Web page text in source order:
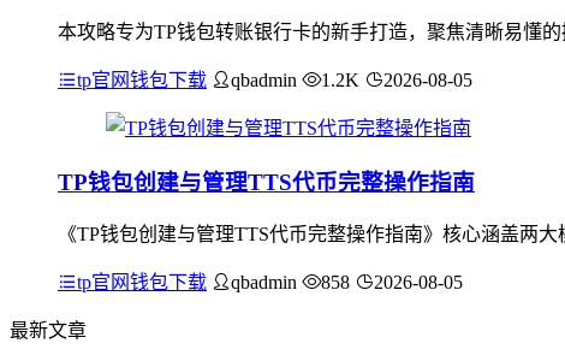
本攻略专为TP钱包转账银行卡的新手打造，聚焦清晰易懂
tp官网钱包下载 qbadmin 1.2K 2026-08-05
TP钱包创建与管理TTS代币完整操作指南
《TP钱包创建与管理TTS代币完整操作指南》核心涵盖两
tp官网钱包下载 qbadmin 858 2026-08-05
最新文章